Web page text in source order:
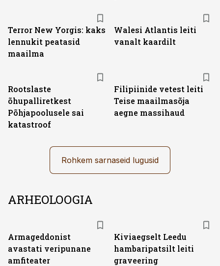
Terror New Yorgis: kaks
lennukit peatasid
maailma
Walesi Atlantis leiti
vanalt kaardilt
Rootslaste
õhupalliretkest
Põhjapoolusele sai
katastroof
Filipiinide vetest leiti
Teise maailmasõja
aegne massihaud
Rohkem sarnaseid lugusid
ARHEOLOOGIA
Armageddonist
avastati veripunane
amfiteater
Kiviaegselt Leedu
hambaripatsilt leiti
graveering